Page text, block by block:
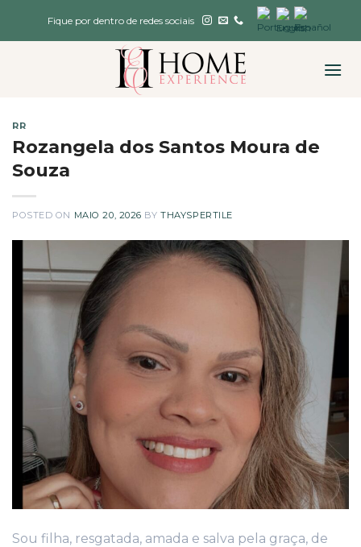
Fique por dentro de redes sociais
RR
Rozangela dos Santos Moura de
Souza
POSTED ON MAIO 20, 2026 BYTHAYSPERTILE
Sou filha, resgatada, amada e salva pela graça, de